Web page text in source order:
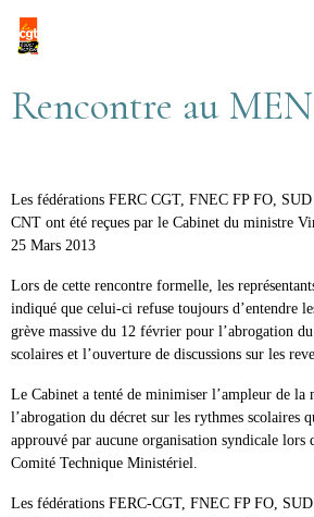
Rencontre au MEN
Les fédérations FERC CGT, FNEC FP FO,
CNT ont été reçues par le Cabinet du ministre
25 Mars 2013
Lors de cette rencontre formelle, les
indiqué que celui-ci refuse toujours d’entendre
grève massive du 12 février pour l’abrogation
scolaires et l’ouverture de discussions sur les
Le Cabinet a tenté de minimiser l’ampleur de la
l’abrogation du décret sur les rythmes scolaires
approuvé par aucune organisation syndicale lors
Comité Technique Ministériel.
Les fédérations FERC-CGT, FNEC FP FO,